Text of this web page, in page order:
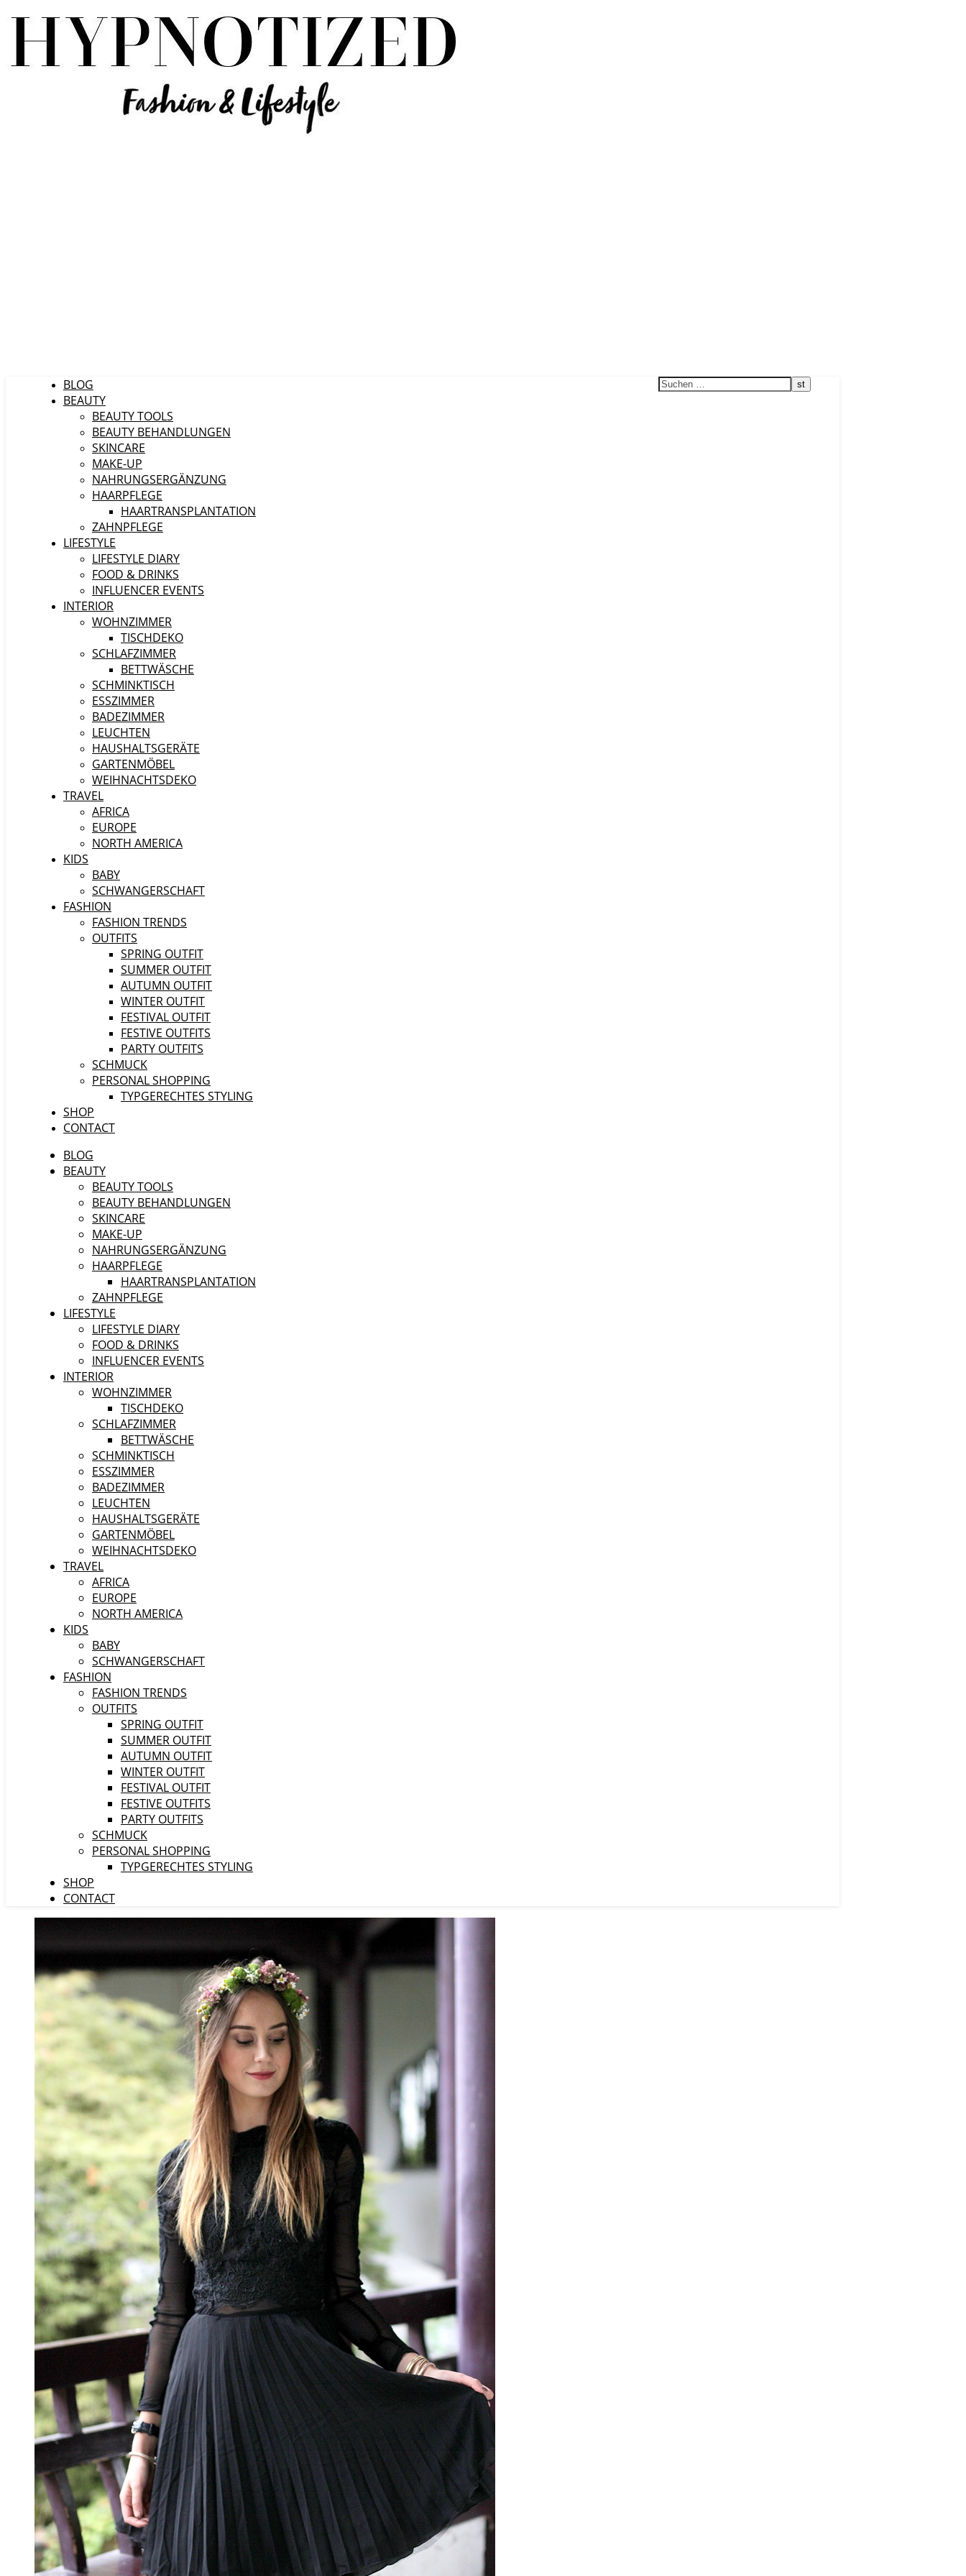
BLOG
BEAUTY
BEAUTY TOOLS
BEAUTY BEHANDLUNGEN
SKINCARE
MAKE-UP
NAHRUNGSERGÄNZUNG
HAARPFLEGE
HAARTRANSPLANTATION
ZAHNPFLEGE
LIFESTYLE
LIFESTYLE DIARY
FOOD & DRINKS
INFLUENCER EVENTS
INTERIOR
WOHNZIMMER
TISCHDEKO
SCHLAFZIMMER
BETTWÄSCHE
SCHMINKTISCH
ESSZIMMER
BADEZIMMER
LEUCHTEN
HAUSHALTSGERÄTE
GARTENMÖBEL
WEIHNACHTSDEKO
TRAVEL
AFRICA
EUROPE
NORTH AMERICA
KIDS
BABY
SCHWANGERSCHAFT
FASHION
FASHION TRENDS
OUTFITS
SPRING OUTFIT
SUMMER OUTFIT
AUTUMN OUTFIT
WINTER OUTFIT
FESTIVAL OUTFIT
FESTIVE OUTFITS
PARTY OUTFITS
SCHMUCK
PERSONAL SHOPPING
TYPGERECHTES STYLING
SHOP
CONTACT
BLOG
BEAUTY
BEAUTY TOOLS
BEAUTY BEHANDLUNGEN
SKINCARE
MAKE-UP
NAHRUNGSERGÄNZUNG
HAARPFLEGE
HAARTRANSPLANTATION
ZAHNPFLEGE
LIFESTYLE
LIFESTYLE DIARY
FOOD & DRINKS
INFLUENCER EVENTS
INTERIOR
WOHNZIMMER
TISCHDEKO
SCHLAFZIMMER
BETTWÄSCHE
SCHMINKTISCH
ESSZIMMER
BADEZIMMER
LEUCHTEN
HAUSHALTSGERÄTE
GARTENMÖBEL
WEIHNACHTSDEKO
TRAVEL
AFRICA
EUROPE
NORTH AMERICA
KIDS
BABY
SCHWANGERSCHAFT
FASHION
FASHION TRENDS
OUTFITS
SPRING OUTFIT
SUMMER OUTFIT
AUTUMN OUTFIT
WINTER OUTFIT
FESTIVAL OUTFIT
FESTIVE OUTFITS
PARTY OUTFITS
SCHMUCK
PERSONAL SHOPPING
TYPGERECHTES STYLING
SHOP
CONTACT